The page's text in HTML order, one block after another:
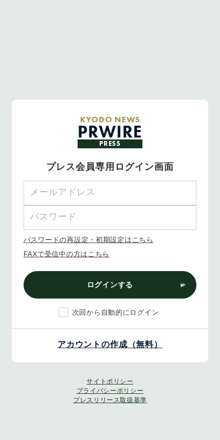
KYODO NEWS
PRWIRE
PRESS
プレス会員専用ログイン画面
パスワードの再設定・初期設定はこちら
FAXで受信中の方はこちら
ログインする
次回から自動的にログイン
アカウントの作成（無料）
サイトポリシー
プライバシーポリシー
プレスリリース取扱基準